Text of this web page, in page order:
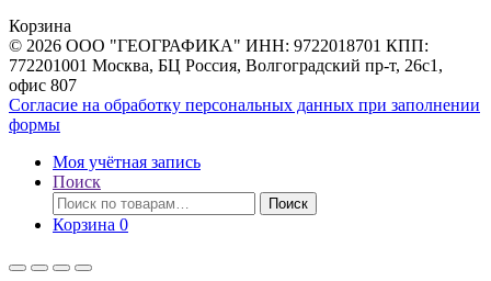
Корзина
© 2026 ООО "ГЕОГРАФИКА" ИНН: 9722018701 КПП:
772201001 Москва, БЦ Россия, Волгоградский пр-т, 26с1,
офис 807
Согласие на обработку персональных данных при заполнении
формы
Моя учётная запись
Поиск
Искать:
Поиск
Корзина 0